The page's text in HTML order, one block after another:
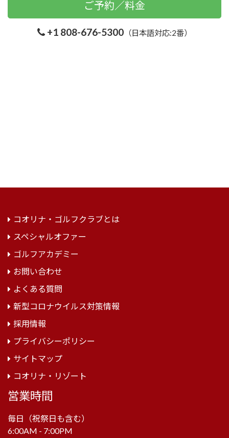
ご予約／料金
+1 808-676-5300 （日本語対応:2番）
コオリナ・ゴルフクラブとは
スペシャルオファー
ゴルフアカデミー
お問い合わせ
よくある質問
新型コロナウイルス対策情報
採用情報
プライバシーポリシー
サイトマップ
コオリナ・リゾート
営業時間
毎日（祝祭日も含む）
6:00AM - 7:00PM